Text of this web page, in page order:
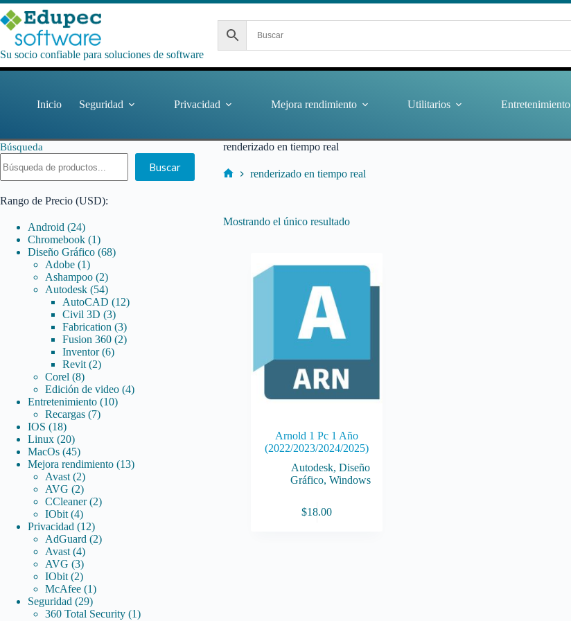
Saltar
al
contenido
Su socio confiable para soluciones de software
Inicio Seguridad Privacidad Mejora rendimiento Utilitarios Entretenimiento
renderizado en tiempo real
renderizado en tiempo real
Mostrando el único resultado
Arnold 1 Pc 1 Año
(2022/2023/2024/2025)
Autodesk,Diseño
Gráfico,Windows
$18.00
Búsqueda
Buscar
Rango de Precio (USD):
Android 2424
productos
Chromebook 11
producto
Diseño Gráfico 6868
Adobe 11
producto
Ashampoo 22
productos
Autodesk 5454
productos
AutoCAD 1212
Civil 3D 33
productos
Fabrication 33
productos
Fusion 360 22
Inventor 66
Revit 22
Corel 88
productos
Edición de video 44
Entretenimiento 1010
Recargas 77
IOS 1818
productos
Linux 2020
productos
MacOs 4545
productos
Mejora rendimiento 1313
Avast 22
productos
AVG 22
productos
CCleaner 22
IObit 44
productos
Privacidad 1212
productos
AdGuard 22
Avast 44
productos
AVG 33
productos
IObit 22
productos
McAfee 11
producto
Seguridad 2929
productos
360 Total Security 11